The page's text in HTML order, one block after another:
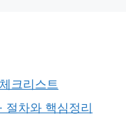
크리스트
절차와 핵심정리